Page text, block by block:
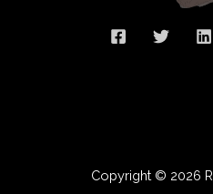
Copyright © 2026